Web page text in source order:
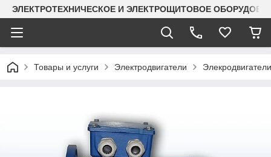
ЭЛЕКТРОТЕХНИЧЕСКОЕ И ЭЛЕКТРОЩИТОВОЕ
Товары и услуги Электродвигатели